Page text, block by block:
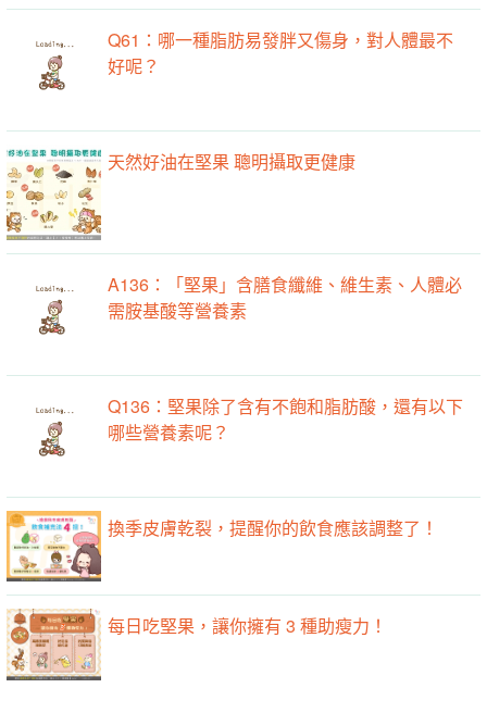
Q61：哪一種脂肪易發胖又傷身，對人體最不
好呢？
天然好油在堅果 聰明攝取更健康
A136：「堅果」含膳食纖維、維生素、人體必
需胺基酸等營養素
Q136：堅果除了含有不飽和脂肪酸，還有以下
哪些營養素呢？
換季皮膚乾裂，提醒你的飲食應該調整了！
每日吃堅果，讓你擁有 3 種助瘦力！